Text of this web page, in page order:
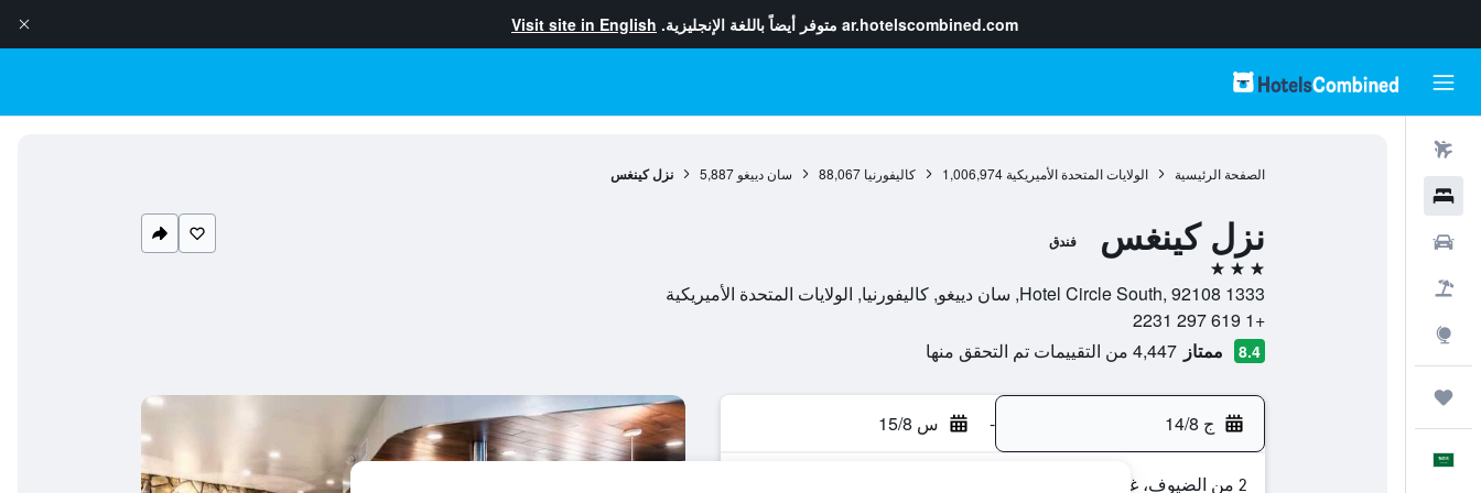
ar.hotelscombined.com متوفر أيضاً باللغة الإنجليزية. Visit site in English
الصفحة الرئيسية الولايات المتحدة الأميريكية 1,006,974 كاليفورنيا 88,067 سان دييغو 5,887 نزل كينغس
نزل كينغس فندق
3 نجوم
1333 Hotel Circle South, 92108, سان دييغو, كاليفورنيا, الولايات المتحدة الأميريكية
+1 619 297 2231
8.4 ممتاز 4,447 من التقييمات تم التحقق منها
ج 14/8 - س 15/8
2 من الضيوف، غرفة واحدة